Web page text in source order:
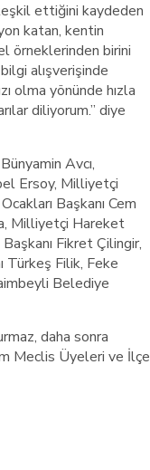
ettiğini kaydeden
katan, kentin
örneklerinden birini
bilgi alışverişinde
olma yönünde hızla
diliyorum.” diye
Avcı,
Ersoy, Milliyetçi
Başkanı Cem
Milliyetçi Hareket
Fikret Çilingir,
Türkeş Filik, Feke
Belediye
daha sonra
Meclis Üyeleri ve İlçe